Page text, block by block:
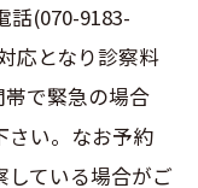
話(070-9183-
応となり診察料
で緊急の場合
さい。なお予約
している場合がご